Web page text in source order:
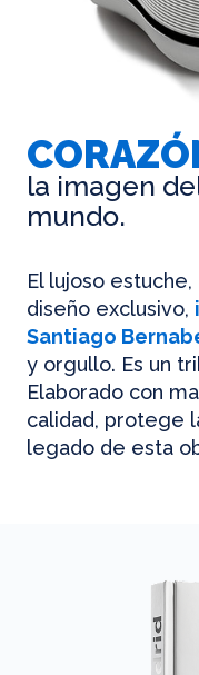
la imagen
mundo.
El lujoso
diseño exclusivo,
Santiago
y orgullo. Es un
Elaborado con
calidad, protege
legado de esta